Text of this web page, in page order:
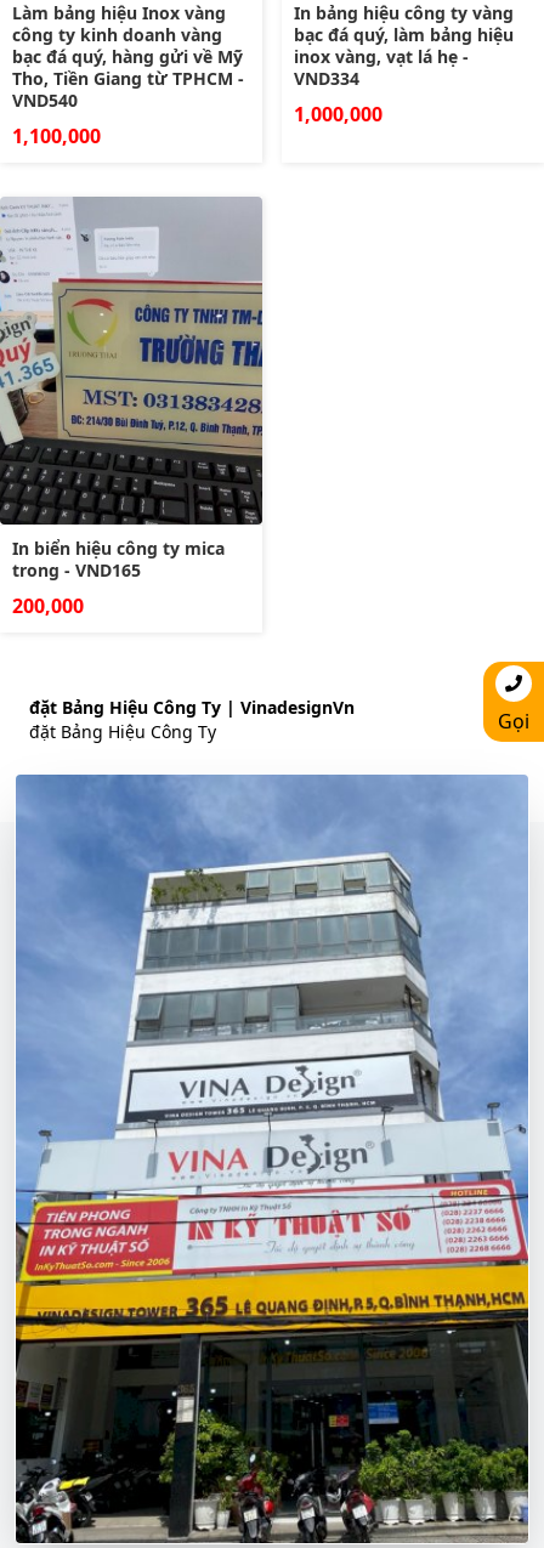
Làm bảng hiệu Inox vàng
công ty kinh doanh vàng
bạc đá quý, hàng gửi về Mỹ
Tho, Tiền Giang từ TPHCM -
VND540
1,100,000
In bảng hiệu công ty vàng
bạc đá quý, làm bảng hiệu
inox vàng, vạt lá hẹ -
VND334
1,000,000
In biển hiệu công ty mica
trong - VND165
200,000
đặt Bảng Hiệu Công Ty | VinadesignVn
đặt Bảng Hiệu Công Ty
Gọi